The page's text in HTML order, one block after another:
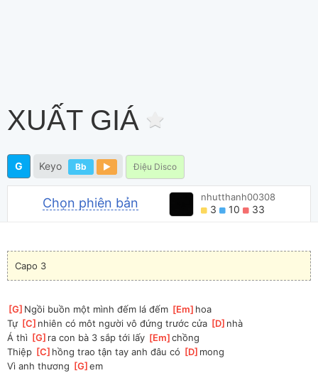
XUẤT GIÁ
G Keyo Bb Điệu Disco
Chọn phiên bản nhutthanh00308
3 10 33
Capo 3
[G ]Ngồi buồn một mình đếm lá đếm [Em ]hoa
Tự [C ]nhiên có môt người vô đứng trước cửa [D ]nhà
Á thì [G ]ra con bà 3 sắp tới lấy [Em ]
chồng
Thiệp [C ]hồng trao tận tay anh đâu có [D ]mong
Vì anh thương [G ]
em